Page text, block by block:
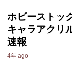
ホビーストッ
キャラアクリ
速報
4年 ago